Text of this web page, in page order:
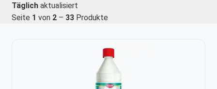
Täglich aktualisiert
Seite 1 von 2 – 33 Produkte